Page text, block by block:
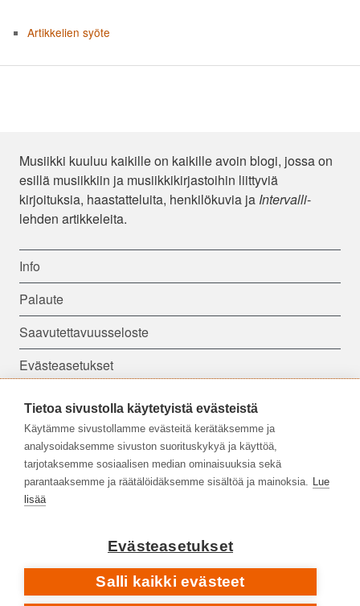
Artikkelien syöte
Musiikki kuuluu kaikille on kaikille avoin blogi, jossa on
esillä musiikkiin ja musiikkikirjastoihin liittyviä
kirjoituksia, haastatteluita, henkilökuvia ja Intervalli-
lehden artikkeleita.
Info
Palaute
Saavutettavuusseloste
Evästeasetukset
Seuraa meitä:
Tietoa sivustolla käytetyistä evästeistä
Käytämme sivustollamme evästeitä kerätäksemme ja
analysoidaksemme sivuston suorituskykyä ja käyttöä,
tarjotaksemme sosiaalisen median ominaisuuksia sekä
parantaaksemme ja räätälöidäksemme sisältöä ja mainoksia. Lue
lisää
Evästeasetukset
Salli kaikki evästeet